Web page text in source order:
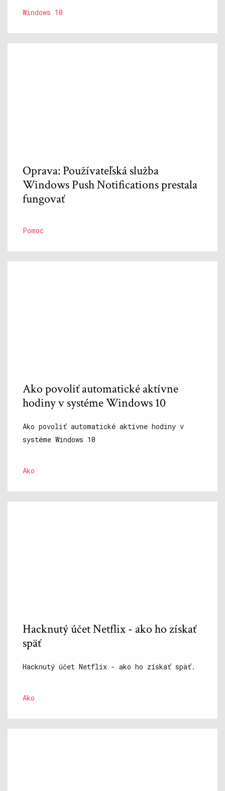
Windows 10
Oprava: Používateľská služba
Windows Push Notifications prestala
fungovať
Pomoc
Ako povoliť automatické aktívne
hodiny v systéme Windows 10
Ako povoliť automatické aktívne hodiny v
systéme Windows 10
Ako
Hacknutý účet Netflix - ako ho získať
späť
Hacknutý účet Netflix - ako ho získať späť.
Ako